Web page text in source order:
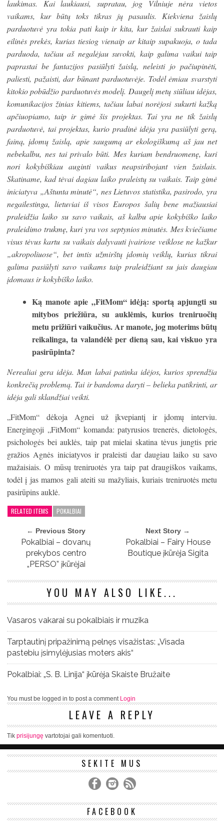
laukimas. Kai laukiausi, supratau, jog Vilniuje nėra vietos
vaikams, kur būtų toks tikras jų pasaulis. Kiekviena žaislų
parduotuvė yra tokia pati kaip ir kita, kur žaislai sukrauti kaip
eilinės prekės, kurias tiesiog vienaip ar kitaip supakuoja, o tada
parduoda, tačiau aš negalėjau suvokti, kaip galima vaikui taip
paprastai be fantazijos pasiūlyti žaislą, neleisti jo pačiupinėti,
paliesti, pažaisti, dar būnant parduotuvėje. Todėl ėmiau svarstyti
kitokio pobūdžio parduotuvės modelį. Daugelį metų siūliau idėjas,
komunikacijos žinias kitiems, tačiau labai norėjosi sukurti kažką
apčiuopiamo, taip ir gimė šis projektas. Tai yra ne tik žaislų
parduotuvė, tai projektas, kurio pradinė idėja yra pasiūlyti gerą,
fainą, įdomų žaislą, apie saugumą ar ekologiškumą aš jau net
nebekalbu, nes tai privalo būti. Mes kuriam bendruomenę, kuri
nori kokybiškiau auginti vaikus neapsiribojant vien žaislais.
Skatiname, kad tėvai dagiau laiko praleistų su vaikais. Taip gimė
iniciatyva „Aštunta minutė“, nes Lietuvos statistika, pasirodo, yra
negailestinga, lietuviai iš visos Europos šalių bene mažiausiai
praleidžia laiko su savo vaikais, aš kalbu apie kokybiško laiko
praleidimo trukmę, kuri yra vos septynios minutės. Mes kviečiame
visus tėvus kartu su vaikais dalyvauti įvairiose veiklose ne kažkur
„akropoliuose“, bet imtis užmirštų įdomių veiklų, kurias tikrai
galima pasiūlyti savo vaikams taip praleidžiant su jais daugiau
įdomaus ir kokybiško laiko.
Ką manote apie „FitMom“idėją: sportą apjungti su
mitybos priežiūra, su auklėmis, kurios treniruočių
metu prižiūri vaikučius. Ar manote, jog moterims būtų
reikalinga, ta valandėlė per dieną sau, kai viskuo yra
pasirūpinta?
Nerealiai gera idėja. Man labai patinka idėjos, kurios sprendžia
konkrečią problemą. Tai ir bandoma daryti – belieka patikrinti, ar
idėja gali sklandžiai veikti.
„FitMom“ dėkoja Agnei už įkvepiantį ir įdomų interviu.
Energingoji „FitMom“ komanda: patyrusios trenerės, dietologės,
psichologės bei auklės, taip pat mielai skatina tėvus jungtis prie
gražios Agnės iniciatyvos ir praleisti dar daugiau laiko su savo
mažaisiais. O mūsų treniruotės yra taip pat draugiškos vaikams,
todėl į jas mamos gali ateiti su mažyliais, kuriais treniruotės metu
pasirūpins auklė.
RELATED ITEMS POKALBIAI
← Previous Story
Pokalbiai – dovanų
prekybos centro
„PERSO” įkūrėjai
Next Story →
Pokalbiai – Fairy House
Boutique įkūrėja Sigita
YOU MAY ALSO LIKE...
Vasaros vakarai su pokalbiais ir muzika
Tarptautinį pripažinimą pelnęs visažistas: „Visada
pastebiu įsimylėjusias moters akis“
Pokalbiai: „S. B. Linija“ įkūrėja Skaiste Bružaite
You must be logged in to post a comment Login
LEAVE A REPLY
Tik prisijungę vartotojai gali komentuoti.
SEKITE MUS
FACEBOOK